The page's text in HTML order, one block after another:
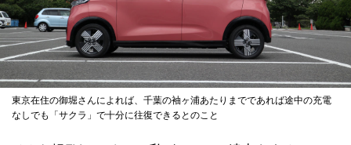
東京在住の御堀さんによれば、千葉の袖ヶ浦あたりまでであれば途中の充電
なしでも「サクラ」で十分に往復できるとのこと